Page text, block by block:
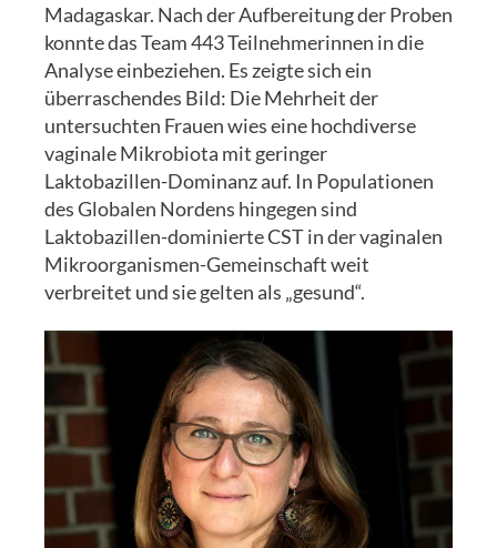
Madagaskar. Nach der Aufbereitung der Proben
konnte das Team 443 Teilnehmerinnen in die
Analyse einbeziehen. Es zeigte sich ein
überraschendes Bild: Die Mehrheit der
untersuchten Frauen wies eine hochdiverse
vaginale Mikrobiota mit geringer
Laktobazillen-Dominanz auf. In Populationen
des Globalen Nordens hingegen sind
Laktobazillen-dominierte CST in der vaginalen
Mikroorganismen-Gemeinschaft weit
verbreitet und sie gelten als „gesund“.